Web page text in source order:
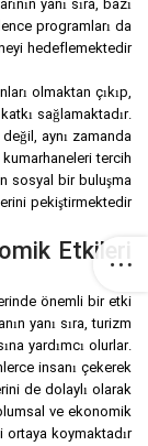
yanı sıra, bazı
programları da
hedeflemektedir.
olmaktan çıkıp,
sağlamaktadır.
aynı zamanda
tercih
sosyal bir buluşma
pekiştirmektedir.
Etkileri
önemli bir etki
yanı sıra, turizm
yardımcı olurlar.
insanı çekerek
de dolaylı olarak
ve ekonomik
koymaktadır.